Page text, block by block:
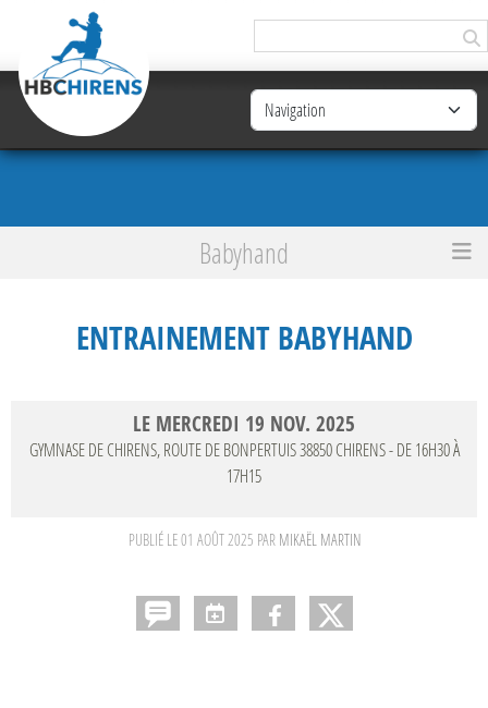
Babyhand
Entrainement BabyHand
ENTRAINEMENT BABYHAND
LE MERCREDI 19 NOV. 2025
GYMNASE DE CHIRENS, ROUTE DE BONPERTUIS38850 CHIRENS- DE 16H30 À
17H15
PUBLIÉ LE01 AOÛT 2025 PAR MIKAËL MARTIN
Panneau de gestion des cookies